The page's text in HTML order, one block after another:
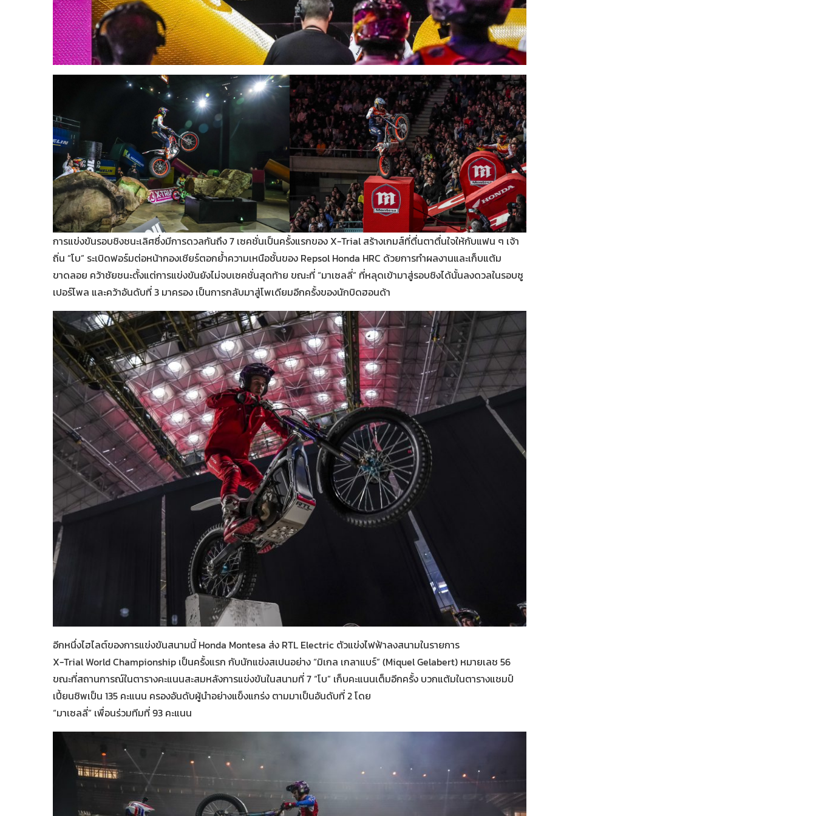
การแข่งขันรอบชิงชนะเลิศซึ่งมีการดวลกันถึง 7 เซคชั่นเป็นครั้งแรกของ X-Trial สร้างเกมส์ที่ตื่นตาตื่นใจให้กับแฟน ๆ เจ้า
ถิ่น “โบ” ระเบิดฟอร์มต่อหน้ากองเชียร์ตอกย้ำความเหนือชั้นของ Repsol Honda HRC ด้วยการทำผลงานและเก็บแต้ม
ขาดลอย คว้าชัยชนะตั้งแต่การแข่งขันยังไม่จบเซคชั่นสุดท้าย ขณะที่ “มาเซลลี่” ที่หลุดเข้ามาสู่รอบชิงได้นั้นลงดวลในรอบซู
เปอร์โพล และคว้าอันดับที่ 3 มาครอง เป็นการกลับมาสู่โพเดียมอีกครั้งของนักบิดฮอนด้า
อีกหนึ่งไฮไลต์ของการแข่งขันสนามนี้ Honda Montesa ส่ง RTL Electric ตัวแข่งไฟฟ้าลงสนามในรายการ
X-Trial World Championship เป็นครั้งแรก กับนักแข่งสเปนอย่าง “มิเกล เกลาแบร์” (Miquel Gelabert) หมายเลช 56
ขณะที่สถานการณ์ในตารางคะแนนสะสมหลังการแข่งขันในสนามที่ 7 “โบ” เก็บคะแนนเต็มอีกครั้ง บวกแต้มในตารางแชมป์
เปี้ยนชิพเป็น 135 คะแนน ครองอันดับผู้นำอย่างแข็งแกร่ง ตามมาเป็นอันดับที่ 2 โดย
“มาเซลลี่” เพื่อนร่วมทีมที่ 93 คะแนน